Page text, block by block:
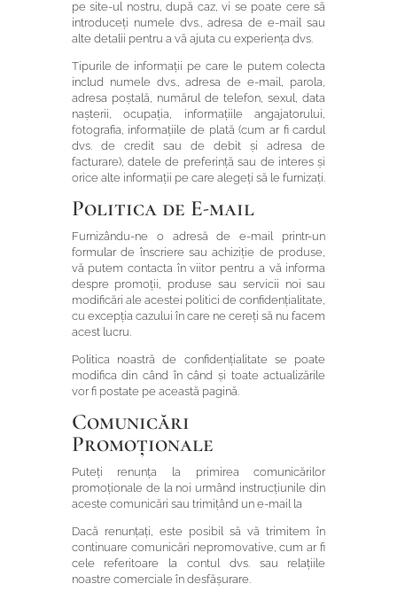
pe site-ul nostru, după caz, vi se poate cere să
introduceți numele dvs., adresa de e-mail sau
alte detalii pentru a vă ajuta cu experiența dvs.
Tipurile de informații pe care le putem colecta
includ numele dvs., adresa de e-mail, parola,
adresa poștală, numărul de telefon, sexul, data
nașterii, ocupația, informațiile angajatorului,
fotografia, informațiile de plată (cum ar fi cardul
dvs. de credit sau de debit și adresa de
facturare), datele de preferință sau de interes și
orice alte informații pe care alegeți să le furnizați.
Politica de E-mail
Furnizându-ne o adresă de e-mail printr-un
formular de înscriere sau achiziție de produse,
vă putem contacta în viitor pentru a vă informa
despre promoții, produse sau servicii noi sau
modificări ale acestei politici de confidențialitate,
cu excepția cazului în care ne cereți să nu facem
acest lucru.
Politica noastră de confidențialitate se poate
modifica din când în când și toate actualizările
vor fi postate pe această pagină.
Comunicări
Promoționale
Puteți renunța la primirea comunicărilor
promoționale de la noi urmând instrucțiunile din
aceste comunicări sau trimițând un e-mail la
Dacă renunțați, este posibil să vă trimitem în
continuare comunicări nepromovative, cum ar fi
cele referitoare la contul dvs. sau relațiile
noastre comerciale în desfășurare.